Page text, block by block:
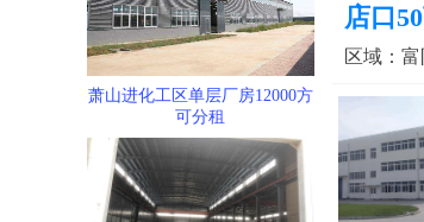
萧山进化工区单层厂房12000方
可分租
店口
区域：